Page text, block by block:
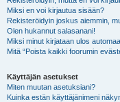
Miksi en voi kirjautua sisään?
Rekisteröidyin joskus aiemmin,
Olen hukannut salasanani!
Miksi minut kirjataan ulos
Mitä “Poista kaikki foorumin
Käyttäjän asetukset
Miten muutan asetuksiani?
Kuinka estän käyttäjänimeni